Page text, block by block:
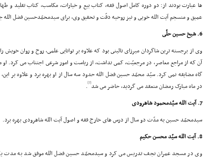
ها عبارت بودند از: دو دوره کامل اصول فقه، کتاب بیع و خیارات، مکاسب، کتاب تقلید
عمیق و منسجم آیت الله خویى و نیز روحیه دقّت و تحقیق وى، براى سیدمحمّدحسین فضل الله
6. شیخ حسین حلّى
وى از برجسته ترین شاگردان میرزاى نائینى بود که علاوه بر توانایى علمى، روح و روان خویش
آن که از مراجع معاصر، در مرجعیّت، کمى نداشت، از ریاست و امور شرعى اجتناب مى کرد. او
گاه مضایقه نمى کرد. سیّد محمّد حسین فضل الله حدود سه سال از او بهره برد و علاوه بر
در ماه مبارک رمضان منعقد مى گردید، حاضر مى شد[7]
.
7. آیت الله سیّدمحمود شاهرودى
سیدمحمّد حسین به مدّت دو سال از درس هاى خارج فقه و اصول آیت الله شاهرودى بهره برد.
8. آیت الله سیّد محسن حکیم
وى در مسجد عمران نجف تدریس مى کرد و سیدمحمّد حسین فضل الله موفق شد به مدت یک